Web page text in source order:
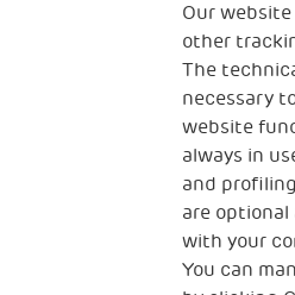
Qui sommes-nous ?
Programme Famille
The Human
NOUS
Our
other
The
necessary
website
always in
and
are optional
with your
You can